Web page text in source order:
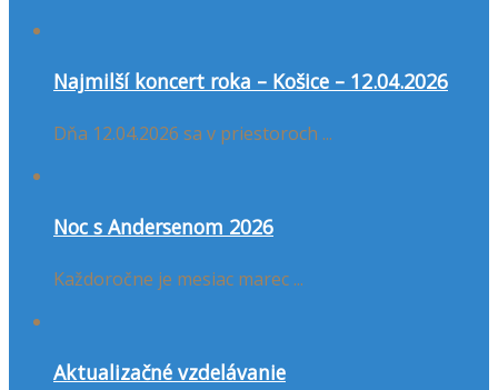
Najmilší koncert roka – Košice – 12.04.2026
Dňa 12.04.2026 sa v priestoroch ...
Noc s Andersenom 2026
Každoročne je mesiac marec ...
Aktualizačné vzdelávanie